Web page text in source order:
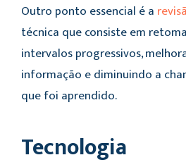
Outro ponto essencial é a
técnica que consiste em
intervalos progressivos,
informação e diminuindo a
que foi aprendido.
Tecnologia